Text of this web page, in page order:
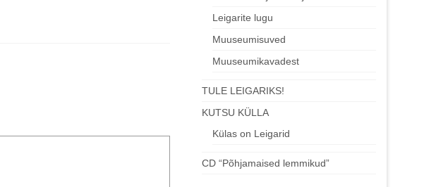
Leigarite lugu
Muuseumisuved
Muuseumikavadest
TULE LEIGARIKS!
KUTSU KÜLLA
Külas on Leigarid
CD “Põhjamaised lemmikud”